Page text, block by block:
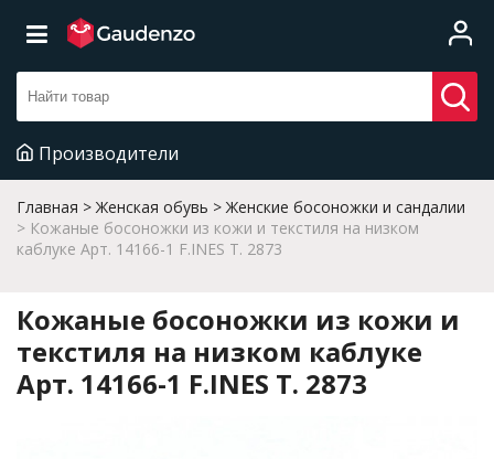
Производители
Главная Женская обувь
Женские босоножки и сандалии
Кожаные босоножки из кожи и текстиля на низком
каблуке Арт. 14166-1 F.INES T. 2873
Кожаные босоножки из кожи и
текстиля на низком каблуке
Арт. 14166-1 F.INES T. 2873